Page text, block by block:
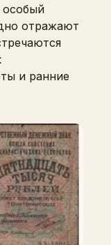
особый
отражают
и ранние